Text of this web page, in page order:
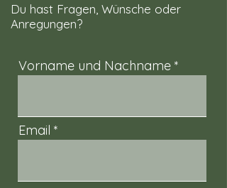
Du hast Fragen, Wünsche oder
Anregungen?
Vorname und Nachname
Email